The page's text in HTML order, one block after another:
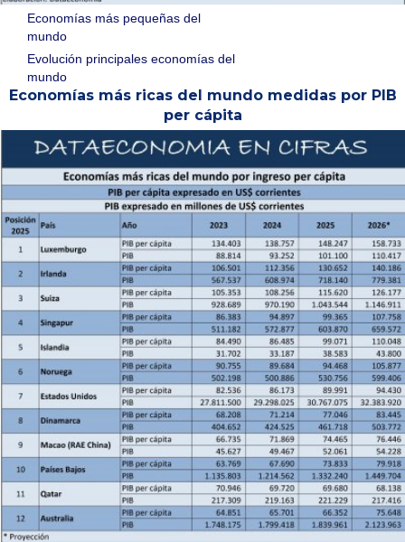
Economías más pequeñas del
mundo
Evolución principales economías del
mundo
Economías más ricas del mundo medidas por PIB
per cápita